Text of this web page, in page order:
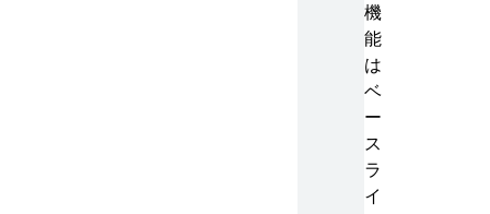
機
能
は
ベ
ー
ス
ラ
イ